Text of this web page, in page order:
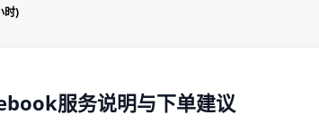
时)
服务说明与下单建议